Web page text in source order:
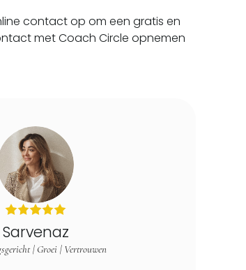
contact op om een gratis en
met Coach Circle opnemen
Sarvenaz
| Groei | Vertrouwen